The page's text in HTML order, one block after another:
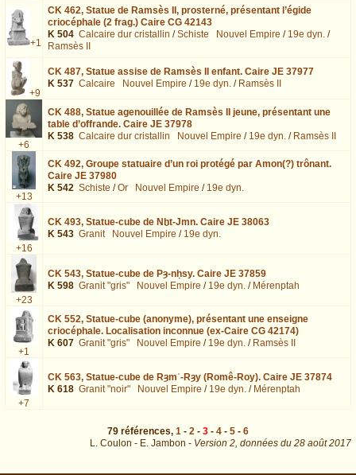
+1
CK 462, Statue de Ramsès II, prosterné, présentant l’égide
criocéphale (2 frag.) Caire CG 42143
K 504 Calcaire dur cristallin /Schiste Nouvel Empire / 19e dyn. /
Ramsès II
+9
CK 487, Statue assise de Ramsès II enfant. Caire JE 37977
K 537 Calcaire Nouvel Empire / 19e dyn. / Ramsès II
+6
CK 488, Statue agenouillée de Ramsès II jeune, présentant une
table d’offrande. Caire JE 37978
K 538 Calcaire dur cristallin Nouvel Empire / 19e dyn. / Ramsès II
+13
CK 492, Groupe statuaire d’un roi protégé par Amon(?) trônant.
Caire JE 37980
K 542 Schiste /Or Nouvel Empire / 19e dyn.
+16
CK 493, Statue-cube de Nḫt-Jmn. Caire JE 38063
K 543 Granit Nouvel Empire / 19e dyn.
+23
CK 543, Statue-cube de Pȝ-nḥsy. Caire JE 37859
K 598 Granit "gris" Nouvel Empire / 19e dyn. / Mérenptah
+1
CK 552, Statue-cube (anonyme), présentant une enseigne
criocéphale. Localisation inconnue (ex-Caire CG 42174)
K 607 Granit "gris" Nouvel Empire / 19e dyn. / Ramsès II
+7
CK 563, Statue-cube de Rȝmʿ-Rȝy (Romê-Roy). Caire JE 37874
K 618 Granit "noir" Nouvel Empire / 19e dyn. / Mérenptah
79 références, 1 - 2 - 3 - 4 - 5 - 6
L. Coulon - E. Jambon - Version 2, données du 28 août 2017